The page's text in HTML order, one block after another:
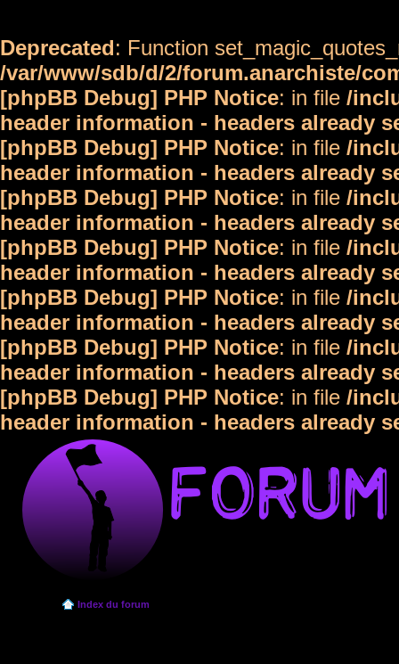
Deprecated: Function
/var/www/sdb/d/2/forum.anarchiste/
[phpBB Debug] PHP Notice: in file /
header information - headers already
[phpBB Debug] PHP Notice: in file /
header information - headers already
[phpBB Debug] PHP Notice: in file /
header information - headers already
[phpBB Debug] PHP Notice: in file /
header information - headers already
[phpBB Debug] PHP Notice: in file /
header information - headers already
[phpBB Debug] PHP Notice: in file /
header information - headers already
[phpBB Debug] PHP Notice: in file /
header information - headers already
Index du forum